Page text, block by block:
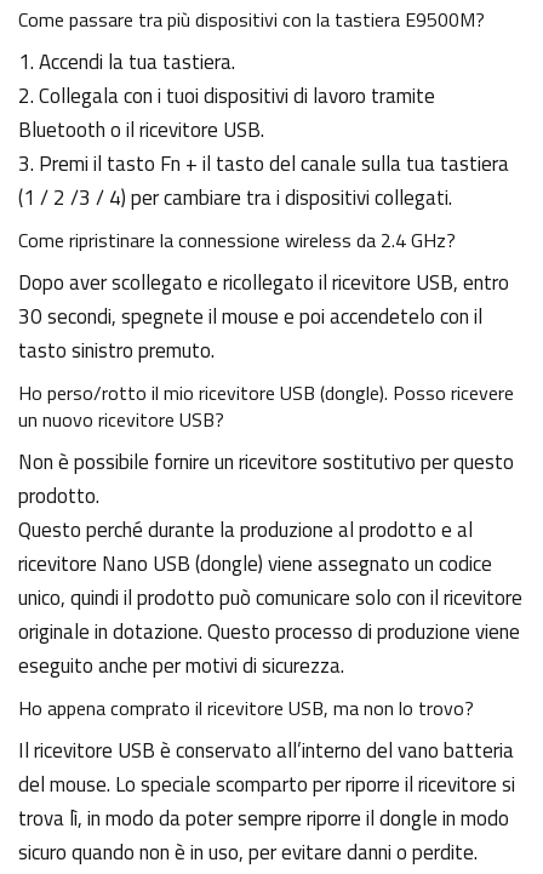
Come passare tra più dispositivi con la tastiera E9500M?
1. Accendi la tua tastiera.
2. Collegala con i tuoi dispositivi di lavoro tramite
Bluetooth o il ricevitore USB.
3. Premi il tasto Fn + il tasto del canale sulla tua tastiera
(1 / 2 /3 / 4) per cambiare tra i dispositivi collegati.
Come ripristinare la connessione wireless da 2.4 GHz?
Dopo aver scollegato e ricollegato il ricevitore USB, entro
30 secondi, spegnete il mouse e poi accendetelo con il
tasto sinistro premuto.
Ho perso/rotto il mio ricevitore USB (dongle). Posso ricevere
un nuovo ricevitore USB?
Non è possibile fornire un ricevitore sostitutivo per questo
prodotto.
Questo perché durante la produzione al prodotto e al
ricevitore Nano USB (dongle) viene assegnato un codice
unico, quindi il prodotto può comunicare solo con il ricevitore
originale in dotazione. Questo processo di produzione viene
eseguito anche per motivi di sicurezza.
Ho appena comprato il ricevitore USB, ma non lo trovo?
Il ricevitore USB è conservato all’interno del vano batteria
del mouse. Lo speciale scomparto per riporre il ricevitore si
trova lì, in modo da poter sempre riporre il dongle in modo
sicuro quando non è in uso, per evitare danni o perdite.